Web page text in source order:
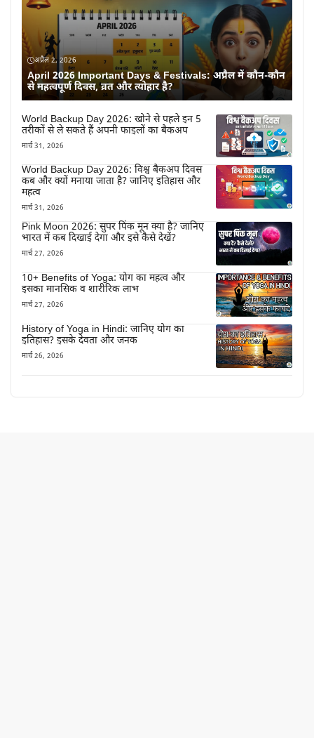
अप्रैल 2, 2026
April 2026 Important Days & Festivals: अप्रैल में कौन-कौन
से महत्वपूर्ण दिवस, व्रत और त्योहार है?
World Backup Day 2026: खोने से पहले इन 5
तरीकों से ले सकते हैं अपनी फाइलों का बैकअप
मार्च 31, 2026
World Backup Day 2026: विश्व बैकअप दिवस
कब और क्यों मनाया जाता है? जानिए इतिहास और
महत्व
मार्च 31, 2026
Pink Moon 2026: सुपर पिंक मून क्या है? जानिए
भारत में कब दिखाई देगा और इसे कैसे देखें?
मार्च 27, 2026
10+ Benefits of Yoga: योग का महत्व और
इसका मानसिक व शारीरिक लाभ
मार्च 27, 2026
History of Yoga in Hindi: जानिए योग का
इतिहास? इसके देवता और जनक
मार्च 26, 2026